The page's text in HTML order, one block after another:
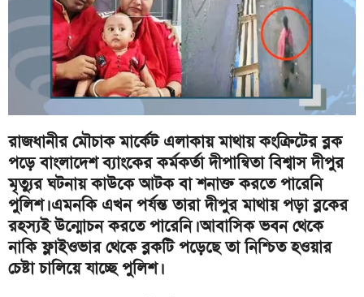
রাজধানীর মৌচাক মার্কেট এলাকায় মাথায় কংক্রিটের ব্লক
পড়ে বাংলাদেশ ব্যাংকের কর্মকর্তা দীপান্বিতা বিশ্বাস দীপুর
মৃত্যুর ঘটনায় কাউকে আটক বা শনাক্ত করতে পারেনি
পুলিশ। এমনকি এখন পর্যন্ত তারা দীপুর মাথায় পড়া ব্লকের
রহস্যই উন্মোচন করতে পারেনি। আবাসিক ভবন থেকে
নাকি ফ্লাইওভার থেকে ব্লকটি পড়েছে তা নিশ্চিত হওয়ার
চেষ্টা চালিয়ে যাচ্ছে পুলিশ।